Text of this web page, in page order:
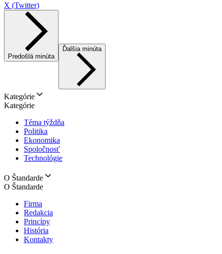
X (Twitter)
Predošlá minúta
Ďalšia minúta
Kategórie
Kategórie
Téma týždňa
Politika
Ekonomika
Spoločnosť
Technológie
O Štandarde
O Štandarde
Firma
Redakcia
Princípy
História
Kontakty